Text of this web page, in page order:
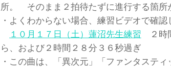
所。 そのまま２拍待たずに進行する箇所
・よくわからない場合、練習ビデオで確認
１０月１７日（土）蓮沼先生練習 ２時
ら、および２時間２８分３６秒過ぎ
・この曲は、「異次元」「ファンタスティ